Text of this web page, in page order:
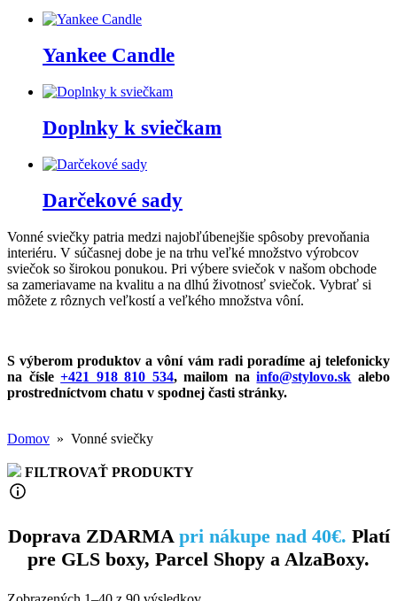
Yankee Candle
Doplnky k sviečkam
Darčekové sady
Vonné sviečky patria medzi najobľúbenejšie spôsoby prevoňania
interiéru. V súčasnej dobe je na trhu veľké množstvo výrobcov
sviečok so širokou ponukou. Pri výbere sviečok v našom obchode
sa zameriavame na kvalitu a na dlhú životnosť sviečok. Vybrať si
môžete z rôznych veľkostí a veľkého množstva vôní.
S výberom produktov a vôní vám radi poradíme aj telefonicky
na čísle+421 918 810 534, mailom nainfo@stylovo.sk alebo
prostredníctvom chatu v spodnej časti stránky.
Domov » Vonné sviečky
FILTROVAŤ PRODUKTY
Doprava ZDARMA pri nákupe nad 40€. Platí
pre GLS boxy, Parcel Shopy a AlzaBoxy.